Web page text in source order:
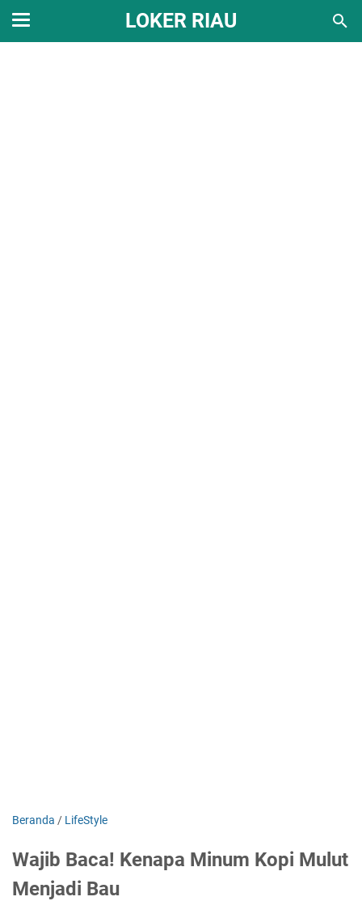
LOKER RIAU
Beranda / LifeStyle
Wajib Baca! Kenapa Minum Kopi Mulut
Menjadi Bau